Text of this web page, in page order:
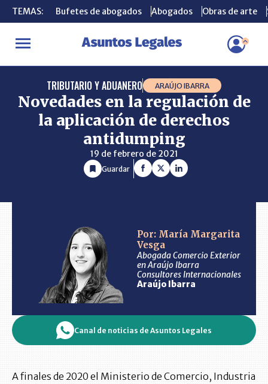
TEMAS: Bufetes de abogados Abogados Obras de arte
INICIO CONSULTORIO Novedades en la regulación de la
TEMAS: Bufetes de abogados Abogados Obras de arte
TRIBUTARIO Y ADUANERO ARAÚJO IBARRA
Novedades en la regulación de
la aplicación de derechos
antidumping
19 de febrero de 2021
Guardar
Por: María Margarita
Vesga
Abogada Comercio Exterior
en Araújo Ibarra
Consultores Internacionales
Araújo Ibarra
Canal de noticias de Asuntos Legales
A finales de 2020 el Ministerio de Comercio, Industria